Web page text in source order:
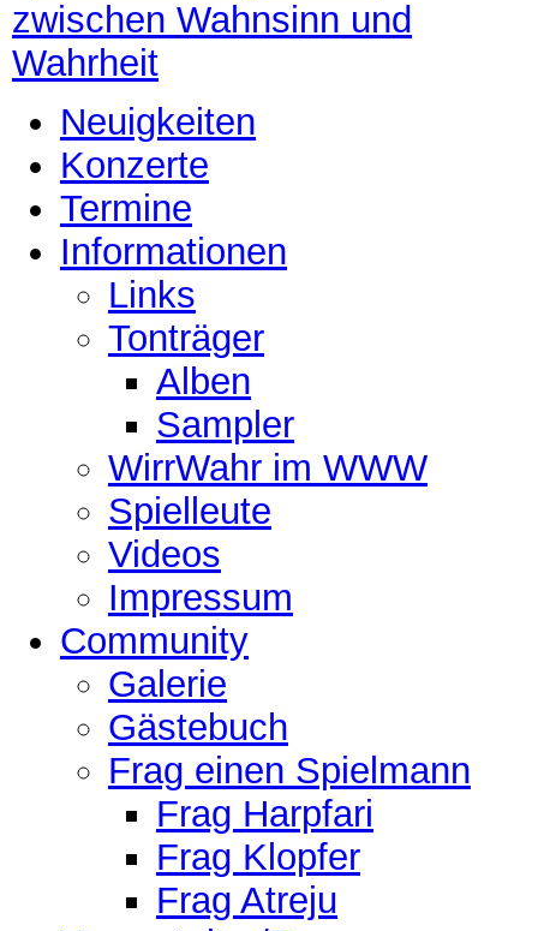
Neuigkeiten
Konzerte
Termine
Informationen
Links
Tonträger
Alben
Sampler
WirrWahr im WWW
Spielleute
Videos
Impressum
Community
Galerie
Gästebuch
Frag einen Spielmann
Frag Harpfari
Frag Klopfer
Frag Atreju